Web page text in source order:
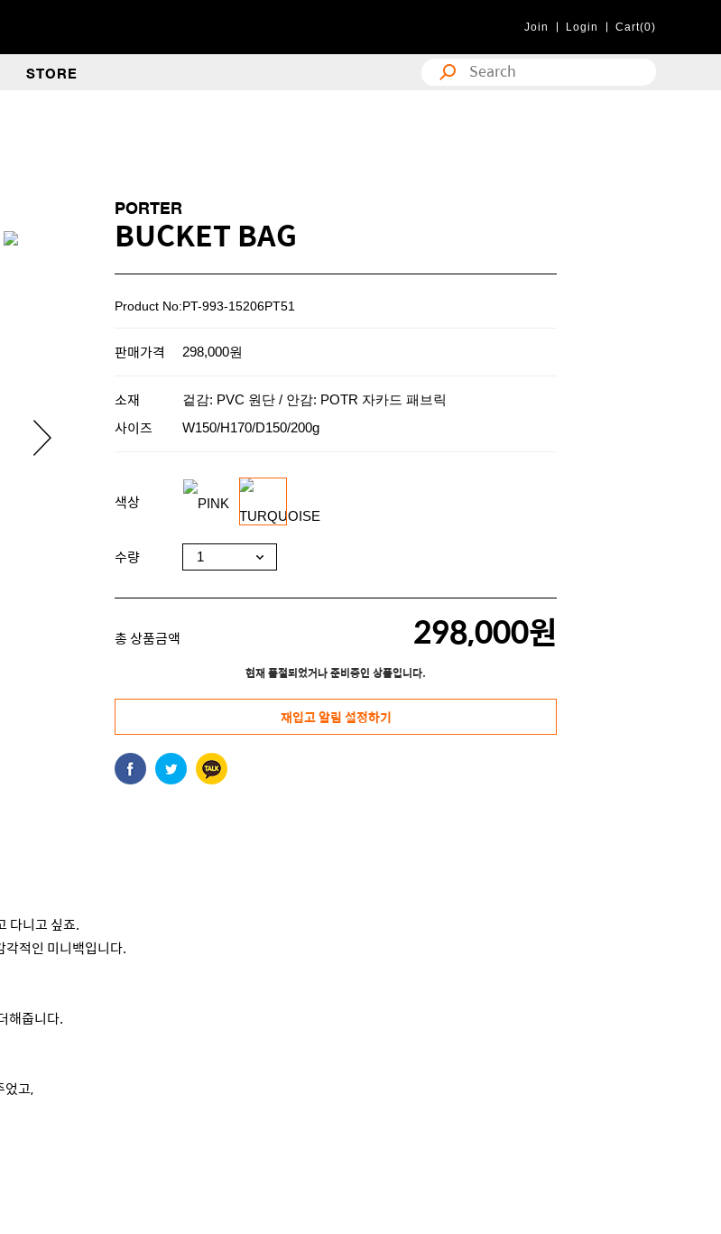
Join Login Cart(0)
STORE
PORTER
BUCKET BAG
Product No:PT-993-15206PT51
판매가격 298,000원
소재 겉감: PVC 원단 / 안감: POTR 자카드 패브릭
사이즈 W150/H170/D150/200g
색상
수량
총 상품금액 298,000원
현재 품절되었거나 준비중인 상품입니다.
재입고 알림 설정하기
다니고 싶죠.
각적인 미니백입니다.
해줍니다.
었고,